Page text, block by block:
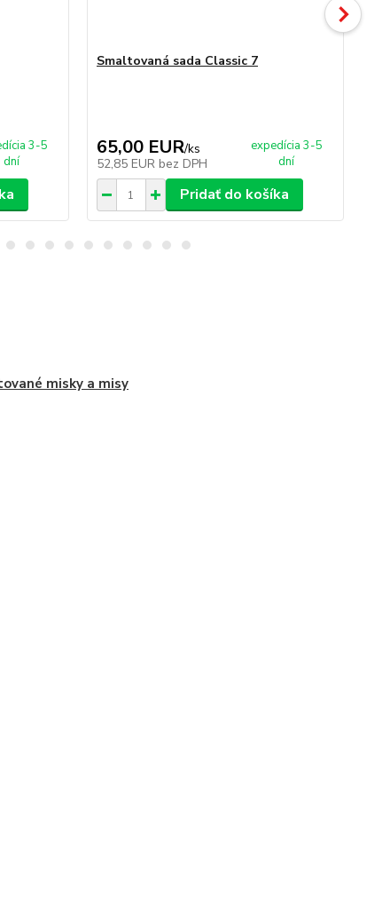
3-5
dní
Smaltovaná sada Classic 7
65,00 EUR/ks
52,85 EUR bez DPH
expedícia 3-5
dní
Pridať do košíka
misky a misy